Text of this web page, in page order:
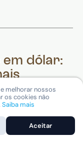
em dólar:
Descubra as 7
morando no
impostos e a
melhorar nossos
os cookies não
Saiba mais
Aceitar